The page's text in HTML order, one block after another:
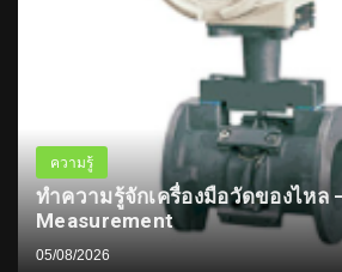
ความรู้
ทำความรู้จักเครื่องมือวัดของไหล
Measurement
05/08/2026